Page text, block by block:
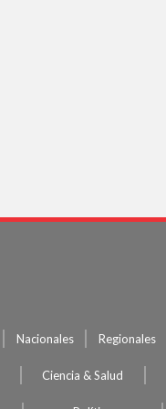
Nacionales Regionales
Ciencia & Salud